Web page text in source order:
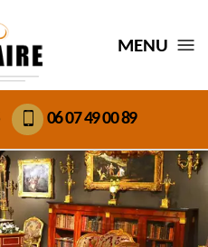
MENU
06 07 49 00 89